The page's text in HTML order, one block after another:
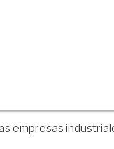
empresas